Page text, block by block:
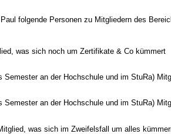
folgende Personen zu Mitgliedern des
was sich noch um Zertifikate & Co kümmert
Semester an der Hochschule und im StuRa)
Semester an der Hochschule und im StuRa)
was sich im Zweifelsfall um alles